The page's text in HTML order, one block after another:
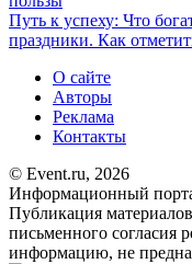
Путь к успеху: Что
праздники. Как
О сайте
Авторы
Реклама
Контакты
© Event.ru, 2026
Информационный
Публикация
письменного согласия
информацию, не